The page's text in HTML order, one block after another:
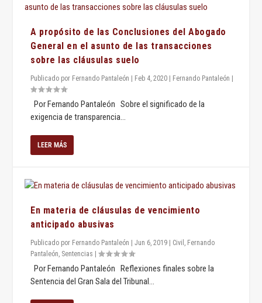
A propósito de las Conclusiones del Abogado
General en el asunto de las transacciones
sobre las cláusulas suelo
Publicado por Fernando Pantaleón Feb 4, 2020 Fernando Pantaleón
Por Fernando Pantaleón Sobre el significado de la
exigencia de transparencia...
LEER MÁS
En materia de cláusulas de vencimiento
anticipado abusivas
Publicado por Fernando Pantaleón |Jun 6, 2019 Civil , Fernando
Pantaleón, Sentencias |
Por Fernando Pantaleón Reflexiones finales sobre la
Sentencia del Gran Sala del Tribunal...